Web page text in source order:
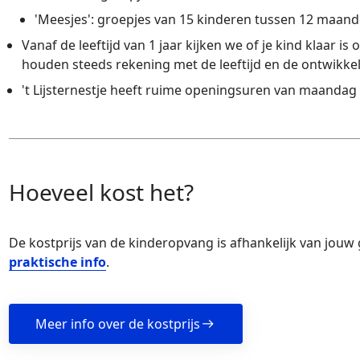
'Meesjes': groepjes van 15 kinderen tussen 12
Vanaf de leeftijd van 1 jaar kijken we of je kind klaar is
houden steeds rekening met de leeftijd en de
't Lijsternestje heeft ruime openingsuren van
Hoeveel kost het?
De kostprijs van de kinderopvang is afhankelijk van
praktische info.
Meer info over de kostprijs